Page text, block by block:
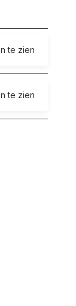
te zien
te zien